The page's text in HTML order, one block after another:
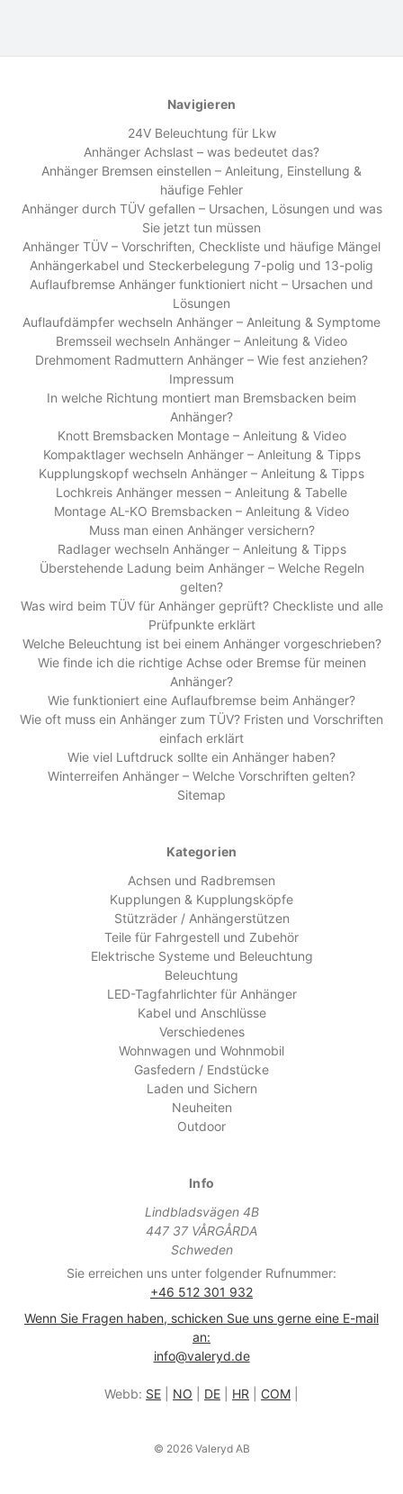
Navigieren
24V Beleuchtung für Lkw
Anhänger Achslast – was bedeutet das?
Anhänger Bremsen einstellen – Anleitung, Einstellung &
häufige Fehler
Anhänger durch TÜV gefallen – Ursachen, Lösungen und was
Sie jetzt tun müssen
Anhänger TÜV – Vorschriften, Checkliste und häufige Mängel
Anhängerkabel und Steckerbelegung 7-polig und 13-polig
Auflaufbremse Anhänger funktioniert nicht – Ursachen und
Lösungen
Auflaufdämpfer wechseln Anhänger – Anleitung & Symptome
Bremsseil wechseln Anhänger – Anleitung & Video
Drehmoment Radmuttern Anhänger – Wie fest anziehen?
Impressum
In welche Richtung montiert man Bremsbacken beim
Anhänger?
Knott Bremsbacken Montage – Anleitung & Video
Kompaktlager wechseln Anhänger – Anleitung & Tipps
Kupplungskopf wechseln Anhänger – Anleitung & Tipps
Lochkreis Anhänger messen – Anleitung & Tabelle
Montage AL-KO Bremsbacken – Anleitung & Video
Muss man einen Anhänger versichern?
Radlager wechseln Anhänger – Anleitung & Tipps
Überstehende Ladung beim Anhänger – Welche Regeln
gelten?
Was wird beim TÜV für Anhänger geprüft? Checkliste und alle
Prüfpunkte erklärt
Welche Beleuchtung ist bei einem Anhänger vorgeschrieben?
Wie finde ich die richtige Achse oder Bremse für meinen
Anhänger?
Wie funktioniert eine Auflaufbremse beim Anhänger?
Wie oft muss ein Anhänger zum TÜV? Fristen und Vorschriften
einfach erklärt
Wie viel Luftdruck sollte ein Anhänger haben?
Winterreifen Anhänger – Welche Vorschriften gelten?
Sitemap
Kategorien
Achsen und Radbremsen
Kupplungen & Kupplungsköpfe
Stützräder / Anhängerstützen
Teile für Fahrgestell und Zubehör
Elektrische Systeme und Beleuchtung
Beleuchtung
LED-Tagfahrlichter für Anhänger
Kabel und Anschlüsse
Verschiedenes
Wohnwagen und Wohnmobil
Gasfedern / Endstücke
Laden und Sichern
Neuheiten
Outdoor
Info
Lindbladsvägen 4B
447 37 VÅRGÅRDA
Schweden
Sie erreichen uns unter folgender Rufnummer:
+46 512 301 932
Wenn Sie Fragen haben, schicken Sue uns gerne eine E-mail
an:
info@valeryd.de
Webb: SE NO DE HR COM
© 2026 Valeryd AB